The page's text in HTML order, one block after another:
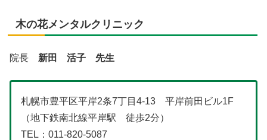
木の花メンタルクリニック
院長 新田 活子 先生
札幌市豊平区平岸2条7丁目4-13 平岸前田ビル1F
（地下鉄南北線平岸駅 徒歩2分）
TEL：011-820-5087